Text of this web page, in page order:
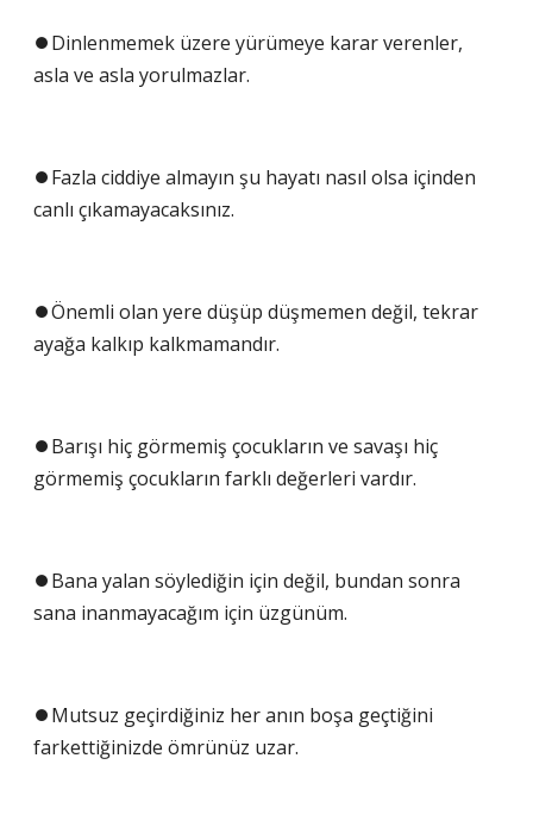
⏺️Dinlenmemek üzere yürümeye karar verenler,
asla ve asla yorulmazlar.
⏺️Fazla ciddiye almayın şu hayatı nasıl olsa içinden
canlı çıkamayacaksınız.
⏺️Önemli olan yere düşüp düşmemen değil, tekrar
ayağa kalkıp kalkmamandır.
⏺️Barışı hiç görmemiş çocukların ve savaşı hiç
görmemiş çocukların farklı değerleri vardır.
⏺️Bana yalan söylediğin için değil, bundan sonra
sana inanmayacağım için üzgünüm.
⏺️Mutsuz geçirdiğiniz her anın boşa geçtiğini
farkettiğinizde ömrünüz uzar.